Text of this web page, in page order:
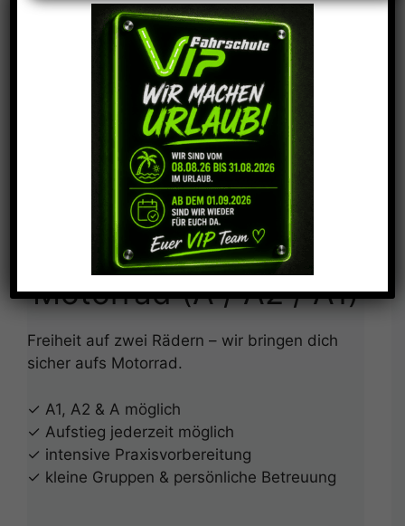
✓ ab 17 möglich (Begleitetes Fahren)
✓ moderne Fahrzeuge & Assistenzsysteme
✓ strukturierte Ausbildung ohne Stress
✓ ⭐ meistgewählt
Jetzt Platz sichern
Mehr Infos
Motorrad (A / A2 / A1)
Freiheit auf zwei Rädern – wir bringen dich
sicher aufs Motorrad.
✓ A1, A2 & A möglich
✓ Aufstieg jederzeit möglich
✓ intensive Praxisvorbereitung
✓ kleine Gruppen & persönliche Betreuung